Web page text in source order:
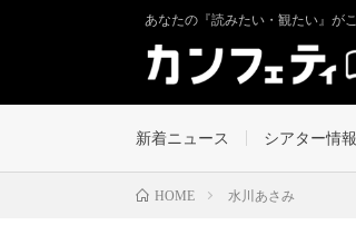
あなたの『読みたい・観たい』が
新着ニュース シアター情
HOME 水川あさみ